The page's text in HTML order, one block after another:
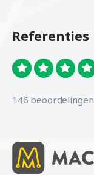
Referenties
146 beoordelingen